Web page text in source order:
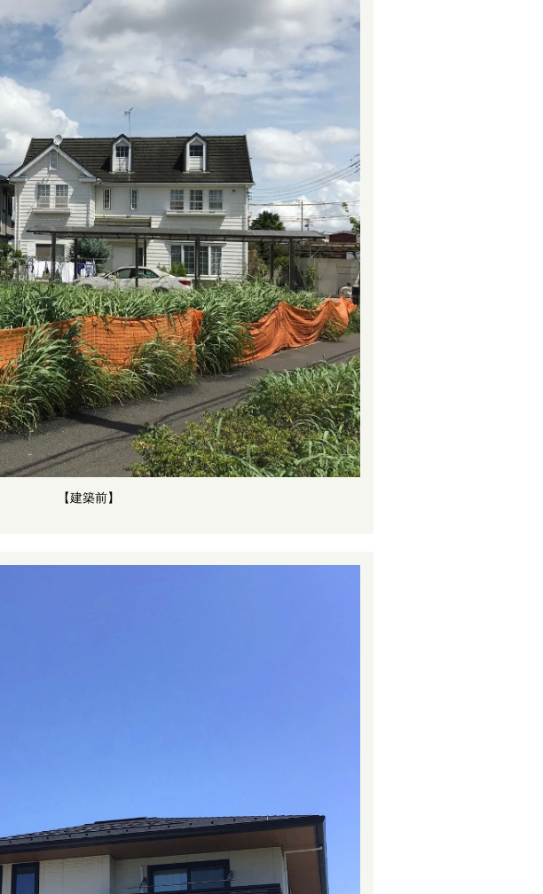
【建築前】